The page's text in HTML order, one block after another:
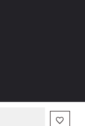
favorite_border
Conditions d'utilisation